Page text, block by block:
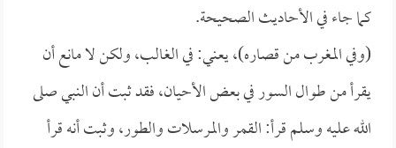
كما جاء في الأحاديث الصحيحة.
(وفي المغرب من قصاره)، يعني: في الغالب، ولكن لا مانع أن
يقرأ من طوال السور في بعض الأحيان، فقد ثبت أن النبي صلى
الله عليه وسلم قرأ: القمر والمرسلات والطور، وثبت أنه قرأ